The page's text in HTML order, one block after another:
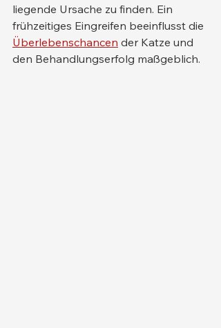
liegende Ursache zu finden. Ein
frühzeitiges Eingreifen beeinflusst die
Überlebenschancen der Katze und
den Behandlungserfolg maßgeblich.